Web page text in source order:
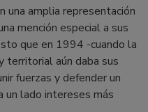
una amplia representación
mención especial a sus
que en 1994 -cuando la
territorial aún daba sus
fuerzas y defender un
un lado intereses más